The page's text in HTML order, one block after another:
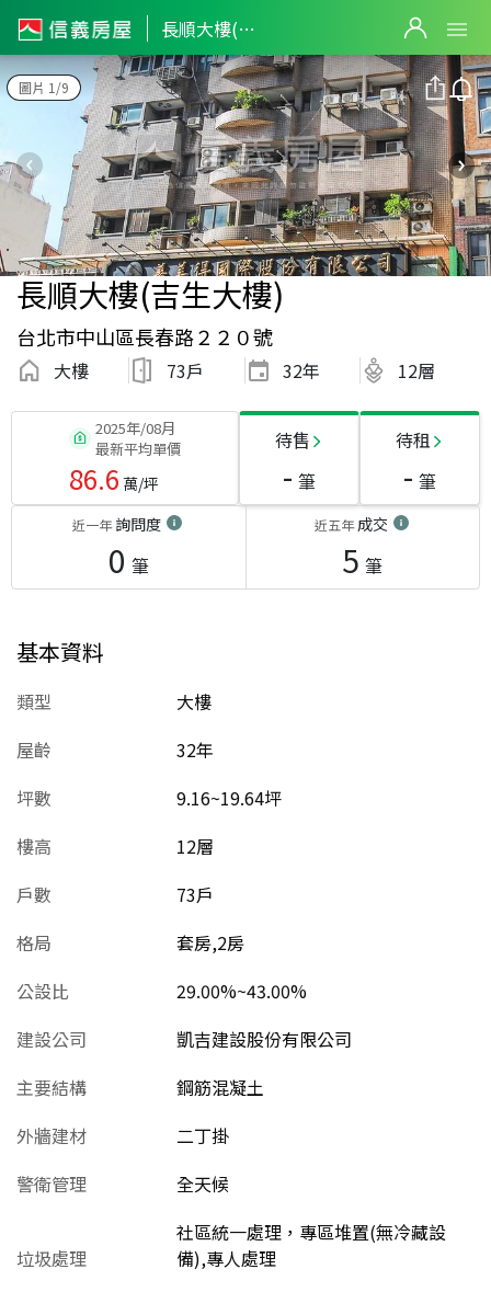
長順大樓(吉生大樓)
圖片 1/9
長順大樓(吉生大樓)
台北市中山區長春路２２０號
大樓 73戶 32年 12層
2025年/08月
最新平均單價
86.6 萬/坪
待售
- 筆
待租
- 筆
近一年詢問度
0 筆
近五年成交
5 筆
基本資料
類型
大樓
屋齡
32年
坪數
9.16~19.64坪
樓高
12層
戶數
73戶
格局
套房,2房
公設比
29.00%~43.00%
建設公司
凱吉建設股份有限公司
主要結構
鋼筋混凝土
外牆建材
二丁掛
警衛管理
全天候
垃圾處理
社區統一處理，專區堆置(無冷藏設
備),專人處理